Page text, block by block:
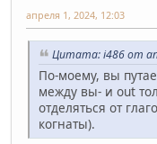
апреля 1, 2024, 12:03
Цитата: i486 от
По-моему, вы
между вы- и out
отделяться от
когнаты).